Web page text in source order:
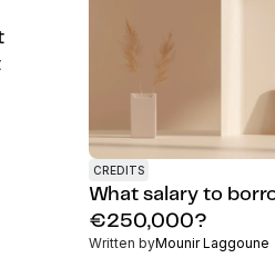
CREDITS
What salary to
€250,000?
Written byMounir Laggoune